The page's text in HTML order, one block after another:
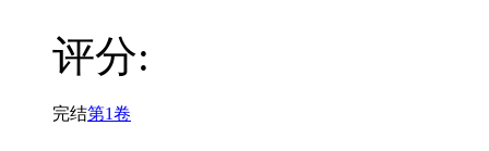
评分:
完结第1卷